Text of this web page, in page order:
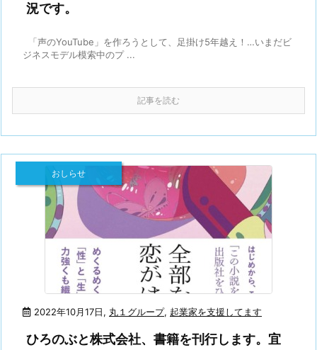
況です。
「声のYouTube」を作ろうとして、足掛け5年越え！…いまだビ
ジネスモデル模索中のプ ...
記事を読む
2022年10月17日
おしらせ
, 丸１グループ, 起業家を支援してます
ひろのぶと株式会社、書籍を刊行します。宜